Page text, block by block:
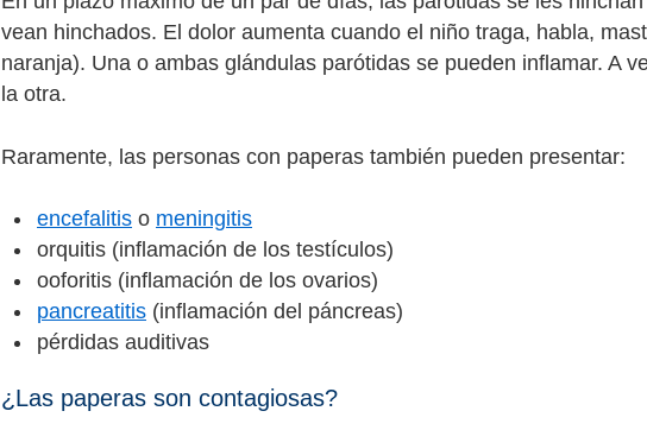
vean hinchados. El dolor aumenta cuando el niño traga, habla,
naranja). Una o ambas glándulas parótidas se pueden inflamar. A
la otra.
Raramente, las personas con paperas también pueden presentar:
encefalitis o meningitis
orquitis (inflamación de los testículos)
ooforitis (inflamación de los ovarios)
pancreatitis (inflamación del páncreas)
pérdidas auditivas
¿Las paperas son contagiosas?